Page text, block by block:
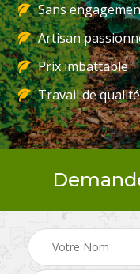
Sans
Artisan
Prix imbattable
Travail de qualité